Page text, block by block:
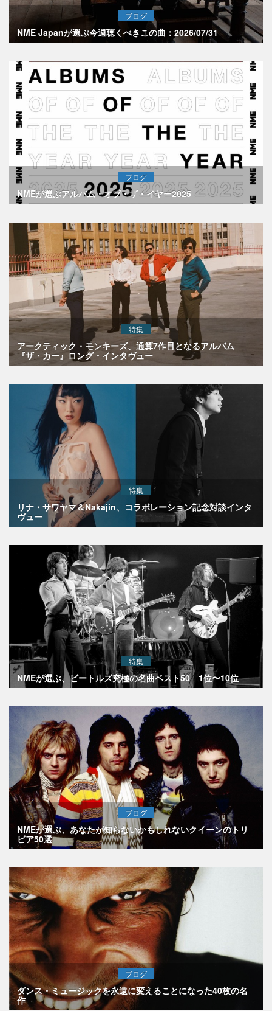
ブログ
NME Japanが選ぶ今週聴くべきこの曲：2026/07/31
ブログ
NMEが選ぶアルバム・オブ・ザ・イヤー2025
特集
アークティック・モンキーズ、通算7作目となるアルバム
『ザ・カー』ロング・インタヴュー
特集
リナ・サワヤマ＆Nakajin、コラボレーション記念対談インタ
ヴュー
特集
NMEが選ぶ、ビートルズ究極の名曲ベスト50 1位〜10位
ブログ
NMEが選ぶ、あなたが知らないかもしれないクイーンのトリ
ビア50選
ブログ
ダンス・ミュージックを永遠に変えることになった40枚の名
作